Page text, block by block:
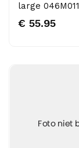
large 046M011
€ 55.95